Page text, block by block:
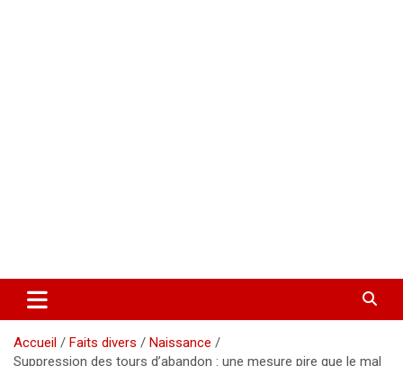
Accueil Faits divers
Naissance
Suppression des tours d’abandon : une mesure pire que le mal